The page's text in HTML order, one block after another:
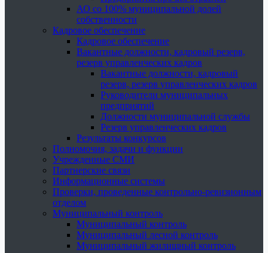
АО со 100% муниципальной долей
собственности
Кадровое обеспечение
Кадровое обеспечение
Вакантные должности, кадровый резерв,
резерв управленческих кадров
Вакантные должности, кадровый
резерв, резерв управленческих кадров
Руководители муниципальных
предприятий
Должности муниципальной службы
Резерв управленческих кадров
Результаты конкурсов
Полномочия, задачи и функции
Учрежденные СМИ
Партнерские связи
Информационные системы
Проверки, проведенные контрольно-ревизионным
отделом
Муниципальный контроль
Муниципальный контроль
Муниципальный лесной контроль
Муниципальный жилищный контроль